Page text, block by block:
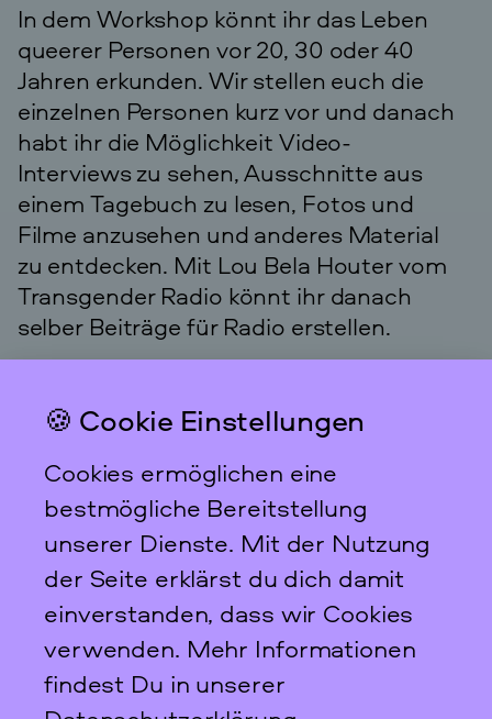
In dem Workshop könnt ihr das Leben
queerer Personen vor 20, 30 oder 40
Jahren erkunden. Wir stellen euch die
einzelnen Personen kurz vor und danach
habt ihr die Möglichkeit Video-
Interviews zu sehen, Ausschnitte aus
einem Tagebuch zu lesen, Fotos und
Filme anzusehen und anderes Material
zu entdecken. Mit Lou Bela Houter vom
Transgender Radio könnt ihr danach
selber Beiträge für Radio erstellen.
Das feministische
Newsletter
Scharnweberstraße 31
10247 Berlin
+49 30 95 61 26 78
🍪 Cookie Einstellungen
Cookies ermöglichen eine
bestmögliche Bereitstellung
unserer Dienste. Mit der Nutzung
der Seite erklärst du dich damit
einverstanden, dass wir Cookies
verwenden. Mehr Informationen
findest Du in unserer